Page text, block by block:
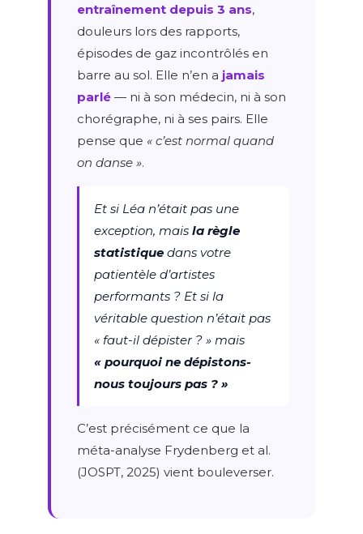
entraînement depuis 3 ans,
douleurs lors des rapports,
épisodes de gaz incontrôlés en
barre au sol. Elle n’en a jamais
parlé — ni à son médecin, ni à son
chorégraphe, ni à ses pairs. Elle
pense que « c’est normal quand
on danse ».
Et si Léa n’était pas une
exception, mais la règle
statistique dans votre
patientèle d’artistes
performants ? Et si la
véritable question n’était pas
« faut-il dépister ? » mais
« pourquoi ne dépistons-
nous toujours pas ? »
C’est précisément ce que la
méta-analyse Frydenberg et al.
(JOSPT, 2025) vient bouleverser.